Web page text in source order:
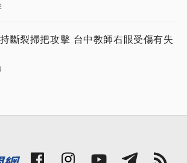
斷裂掃把攻擊 台中教師右眼受傷有失